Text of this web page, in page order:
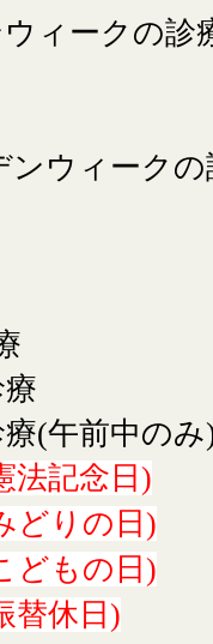
ィークの診
ウィークの
(午前中のみ
記念日)
りの日)
もの日)
休日)